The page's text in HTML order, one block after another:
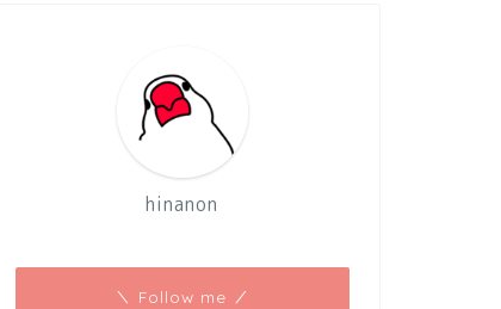
hinanon
＼ Follow me ／